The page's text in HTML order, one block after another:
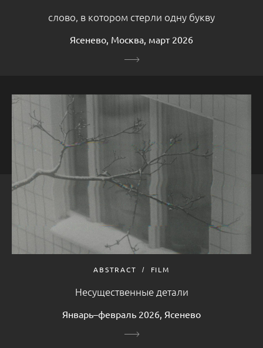
слово, в котором стерли одну букву
Ясенево, Москва, март 2026
ABSTRACT FILM
Несущественные детали
Январь–февраль 2026, Ясенево